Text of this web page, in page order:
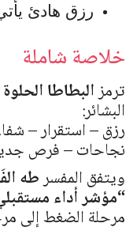
رزق هادئ
خلاصة شاملة
ترمزالبطاطا
البشائر:
رزق – استقرار –
نجاحات – فرص
ويتفق المفسرطه
“مؤشر أداء
مرحلة الضغط إلى